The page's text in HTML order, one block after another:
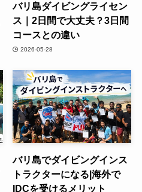
バリ島ダイビングライセン
ス｜2日間で大丈夫？3日間
コースとの違い
2026-05-28
バリ島でダイビングインス
トラクターになる|海外で
IDCを受けるメリット